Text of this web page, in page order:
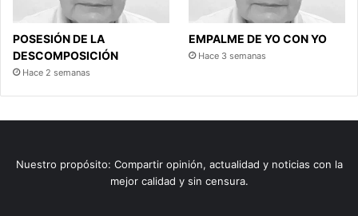
POSESIÓN DE LA
DESCOMPOSICIÓN
Hace 2 semanas
EMPALME DE YO CON YO
Hace 3 semanas
Nuestro propósito: Compartir opinión, actualidad y noticias con la
mejor calidad y sin censura.